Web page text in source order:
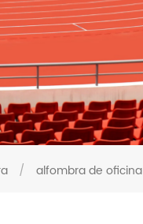
/ alfombra de oficina